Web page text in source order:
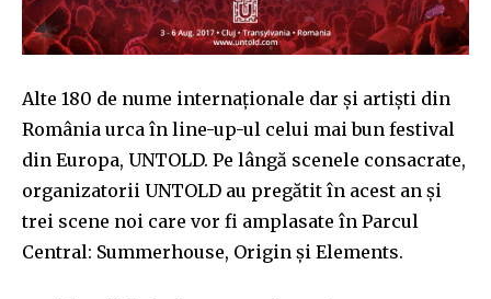
Alte 180 de nume internaționale dar și artiști din
România urca în line-up-ul celui mai bun festival
din Europa, UNTOLD. Pe lângă scenele consacrate,
organizatorii UNTOLD au pregătit în acest an și
trei scene noi care vor fi amplasate în Parcul
Central: Summerhouse, Origin și Elements.